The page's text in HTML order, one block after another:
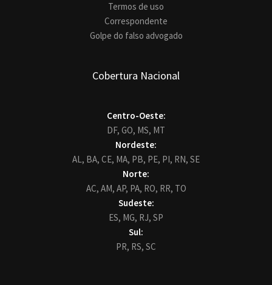
Termos de uso
Correspondente
Golpe do falso advogado
Cobertura Nacional
Centro-Oeste:
DF, GO, MS, MT
Nordeste:
AL, BA, CE, MA, PB, PE, PI, RN, SE
Norte:
AC, AM, AP, PA, RO, RR, TO
Sudeste:
ES, MG, RJ, SP
Sul:
PR, RS, SC